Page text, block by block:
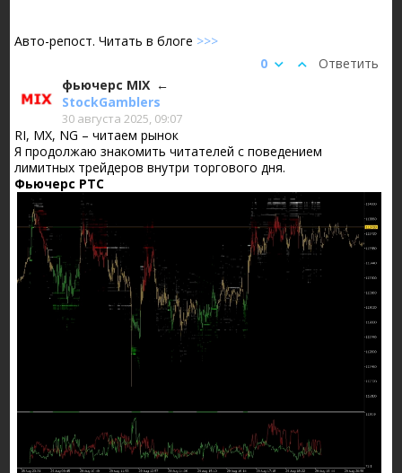
Авто-репост. Читать в блоге >>>
Ответить
0
фьючерс MIX
StockGamblers
30 августа 2025, 09:07
RI, MX, NG – читаем рынок
Я продолжаю знакомить читателей с поведением
лимитных трейдеров внутри торгового дня.
Фьючерс РТС